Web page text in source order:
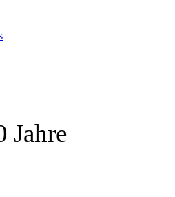
Jahre